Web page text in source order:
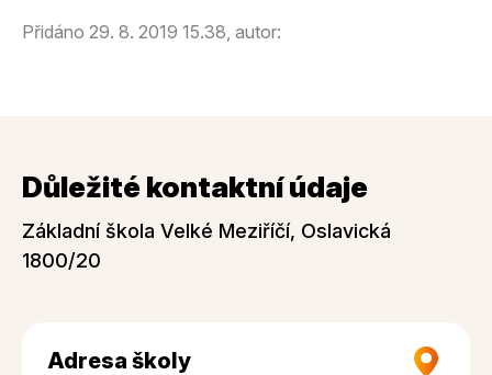
Přidáno 29. 8. 2019 15.38, autor:
Důležité kontaktní údaje
Základní škola Velké Meziříčí, Oslavická
1800/20
Adresa školy